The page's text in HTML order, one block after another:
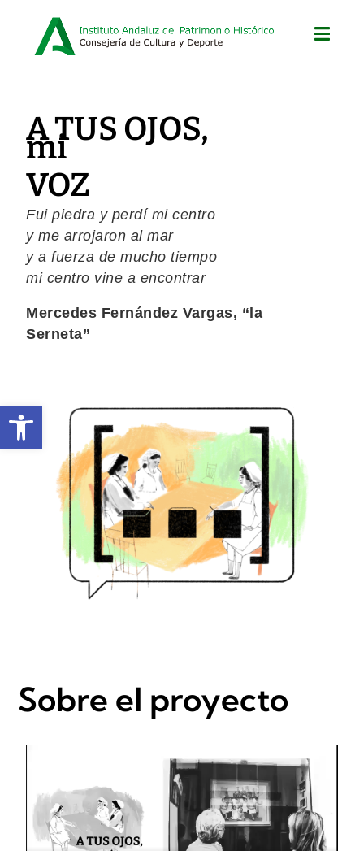
Abrir barra de herramientas
A TUS OJOS,
mi
VOZ
Fui piedra y perdí mi centro
y me arrojaron al mar
y a fuerza de mucho tiempo
mi centro vine a encontrar
Mercedes Fernández Vargas, “la
Serneta”
Sobre el proyecto